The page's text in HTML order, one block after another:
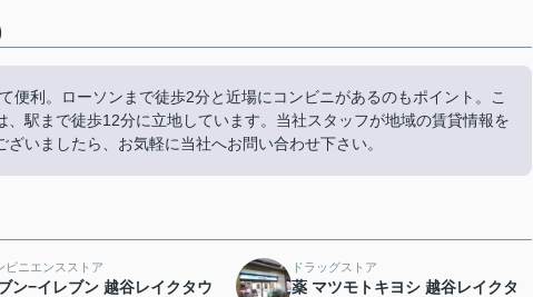
利。ローソンまで徒歩2分と近場にコンビニがあるのもポイント。こ
駅まで徒歩12分に立地しています。当社スタッフが地域の賃貸情報を
いましたら、お気軽に当社へお問い合わせ下さい。
ビニエンスストア
ン−イレブン 越谷レイクタウ
ドラッグストア
薬 マツモトキヨシ 越谷レイクタ